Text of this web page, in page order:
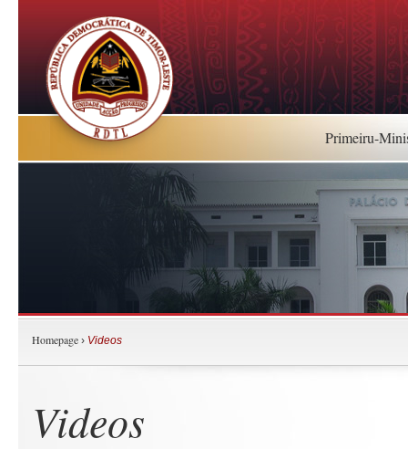
Primeiru-
Homepage › Videos
Videos